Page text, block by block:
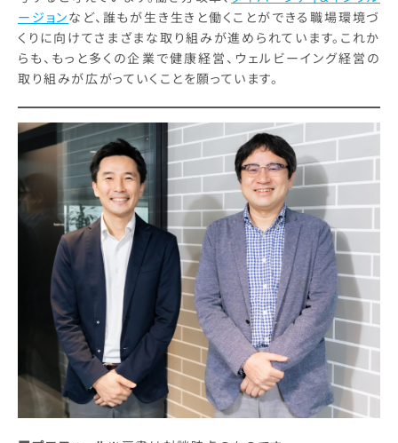
ージョンなど、誰もが生き生きと働くことができる職場環境づ
くりに向けてさまざまな取り組みが進められています。これか
らも、もっと多くの企業で健康経営、ウェルビーイング経営の
取り組みが広がっていくことを願っています。